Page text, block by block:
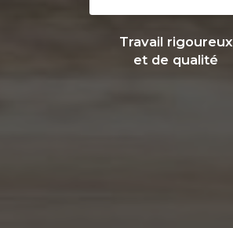
Travail rigoureux
et de qualité